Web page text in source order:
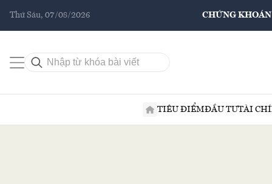
Thứ Sáu, 07/08/2026 CHỨNG KHOÁN
TIÊU ĐIỂMĐẦU TƯTÀI